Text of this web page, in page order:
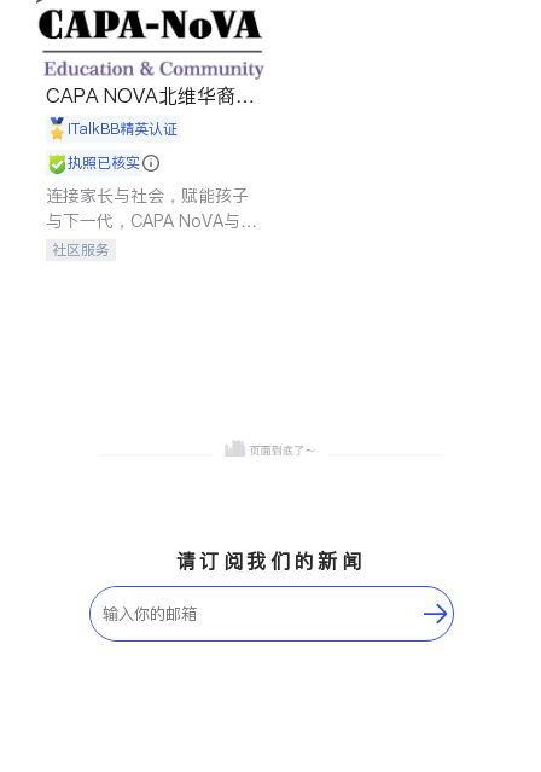
CAPA NOVA北维华裔家
长会iTalkBB精英认证
执照已核实
连接家长与社会，赋能孩子
与下一代，CAPA NoVA与您
携手建设包容、公平、充满
社区服务
请订阅我们的新闻